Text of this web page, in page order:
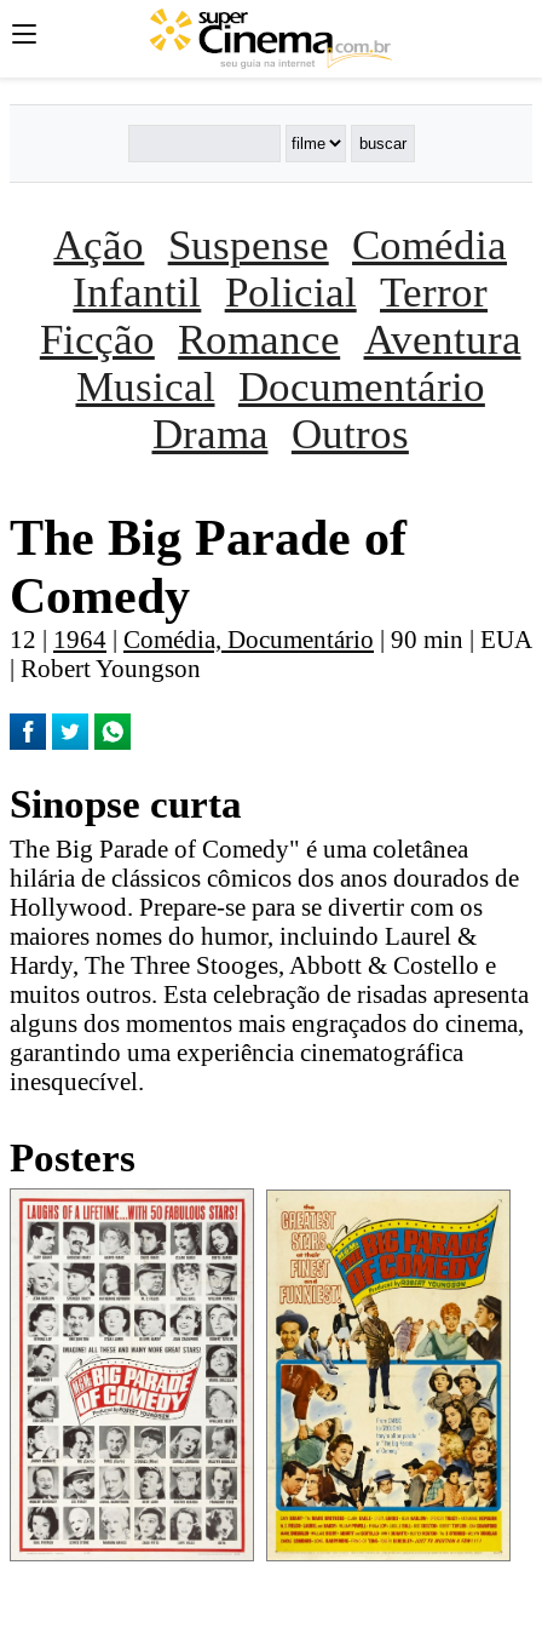
Ação Suspense Comédia
Infantil
Policial Terror
Ficção Romance Aventura
Musical
Documentário
Drama Outros
The Big Parade of
Comedy
12 | 1964 | Comédia, Documentário | 90 min | EUA
| Robert Youngson
Sinopse curta
The Big Parade of Comedy" é uma coletânea
hilária de clássicos cômicos dos anos dourados de
Hollywood. Prepare-se para se divertir com os
maiores nomes do humor, incluindo Laurel &
Hardy, The Three Stooges, Abbott & Costello e
muitos outros. Esta celebração de risadas apresenta
alguns dos momentos mais engraçados do cinema,
garantindo uma experiência cinematográfica
inesquecível.
Posters